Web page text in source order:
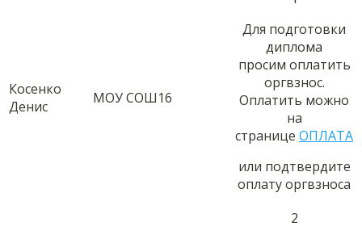
Косенко
Денис
МОУ СОШ16
Для подготовки
диплома
просим оплатить
оргвзнос.
Оплатить можно
на
странице ОПЛАТА
или подтвердите
оплату оргвзноса
2